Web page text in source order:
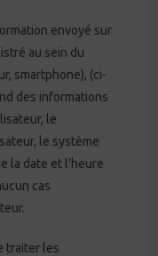
envoyé sur
au sein du
smartphone), (ci-
des informations
le
le système
la date et l’heure
cas
traiter les